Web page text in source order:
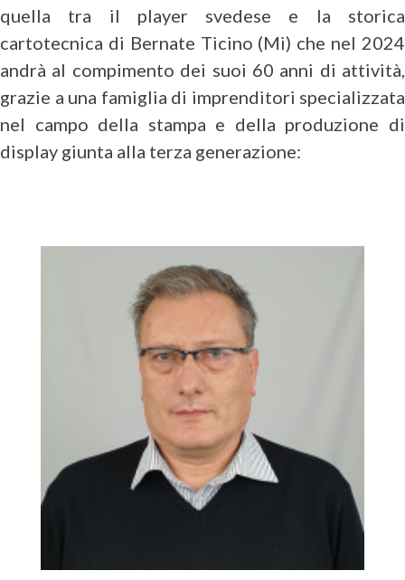
quella tra il player svedese e la storica
cartotecnica di Bernate Ticino (Mi) che nel 2024
andrà al compimento dei suoi 60 anni di attività,
grazie a una famiglia di imprenditori specializzata
nel campo della stampa e della produzione di
display giunta alla terza generazione: